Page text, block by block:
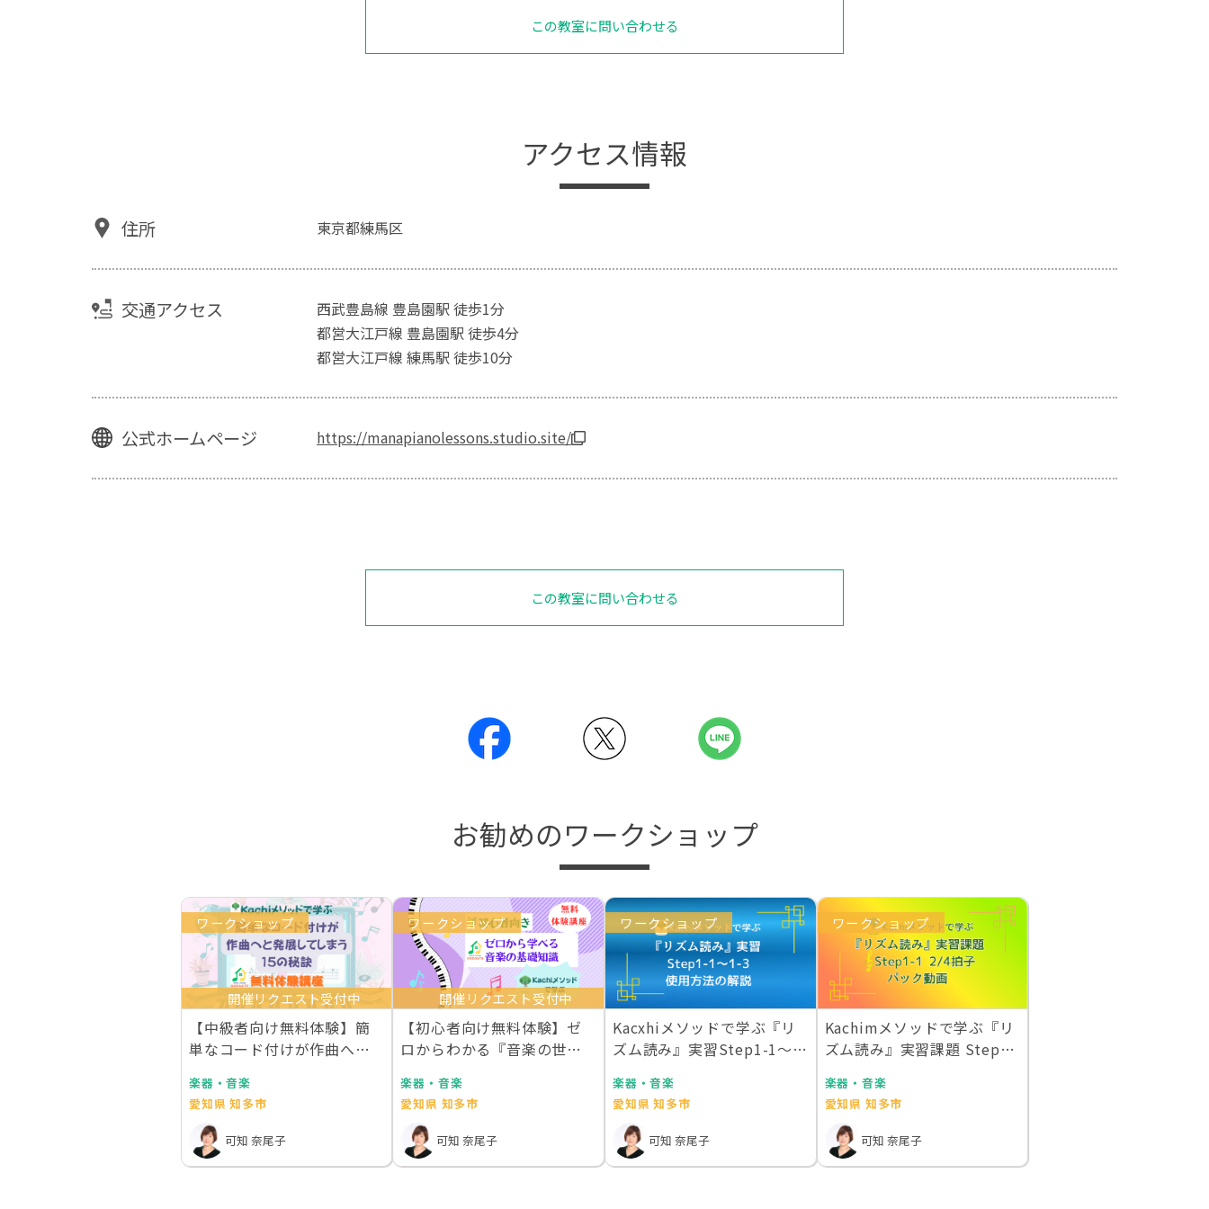
この教室に問い合わせる
アクセス情報
住所 東京都練馬区
交通アクセス
西武豊島線 豊島園駅 徒歩1分
都営大江戸線 豊島園駅 徒歩4分
都営大江戸線 練馬駅 徒歩10分
公式ホームページ https://manapianolessons.studio.site/
この教室に問い合わせる
お勧めのワークショップ
ワークショップ
開催リクエスト受付中
【中級者向け無料体験】簡
単なコード付けが作曲へと
楽器・音楽
愛知県 知多市
可知 奈尾子
ワークショップ
開催リクエスト受付中
【初心者向け無料体験】ゼ
ロからわかる『音楽の世界
楽器・音楽
愛知県 知多市
可知 奈尾子
ワークショップ
Kacxhiメソッドで学ぶ『リ
ズム読み』実習Step1-1〜1-
楽器・音楽
愛知県 知多市
可知 奈尾子
ワークショップ
Kachimメソッドで学ぶ『リ
ズム読み』実習課題 Step1-
楽器・音楽
愛知県 知多市
可知 奈尾子